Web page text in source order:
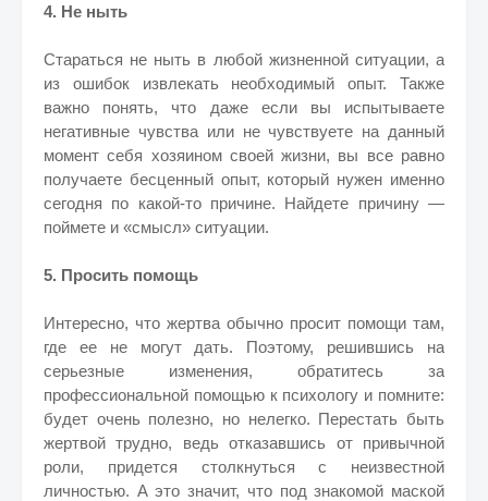
4. Не ныть
Стараться не ныть в любой жизненной ситуации, а
из ошибок извлекать необходимый опыт. Также
важно понять, что даже если вы испытываете
негативные чувства или не чувствуете на данный
момент себя хозяином своей жизни, вы все равно
получаете бесценный опыт, который нужен именно
сегодня по какой-то причине. Найдете причину —
поймете и «смысл» ситуации.
5. Просить помощь
Интересно, что жертва обычно просит помощи там,
где ее не могут дать. Поэтому, решившись на
серьезные изменения, обратитесь за
профессиональной помощью к психологу и помните:
будет очень полезно, но нелегко. Перестать быть
жертвой трудно, ведь отказавшись от привычной
роли, придется столкнуться с неизвестной
личностью. А это значит, что под знакомой маской